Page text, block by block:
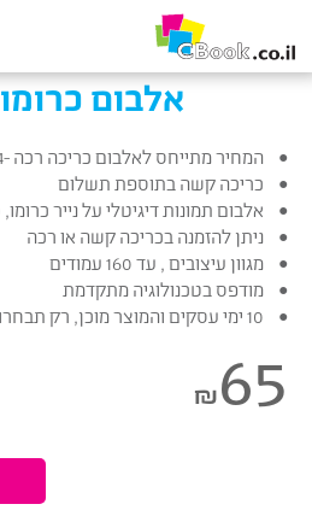
אלבום כרומו 22*22
המחיר מתייחס לאלבום כריכה רכה -24 עמודים
כריכה קשה בתוספת תשלום
אלבום תמונות דיגיטלי על נייר כרומו, 250 גרם
ניתן להזמנה בכריכה קשה או רכה
מגוון עיצובים , עד 160 עמודים
מודפס בטכנולוגיה מתקדמת
10 ימי עסקים והמוצר מוכן, רק תבחרו בשיטת משלוח שנוחה לכם
65
₪